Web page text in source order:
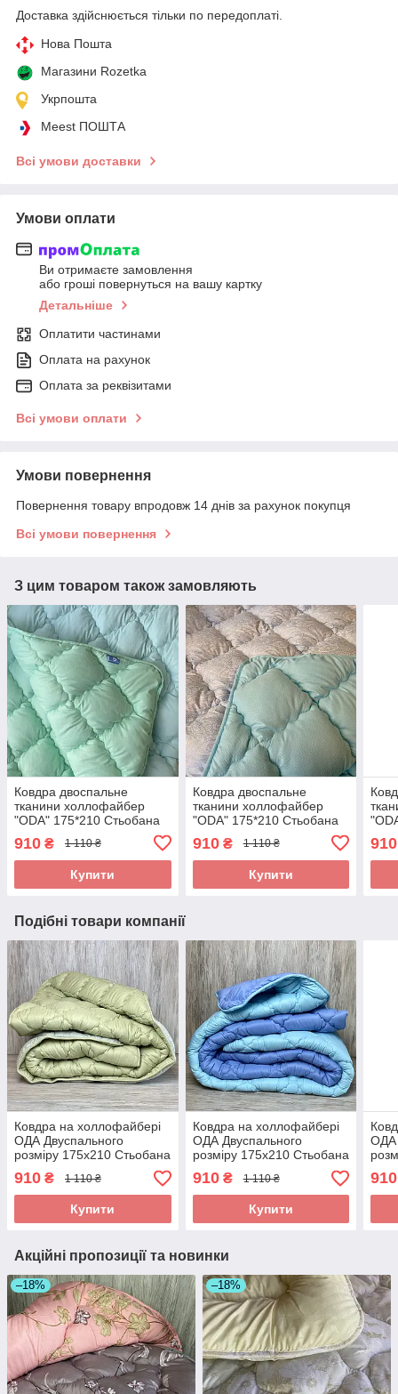
Доставка здійснюється тільки по передоплаті.
Нова Пошта
Магазини Rozetka
Укрпошта
Meest ПОШТА
Всі умови доставки
Умови оплати
Ви отримаєте замовлення
або гроші повернуться на вашу картку
Детальніше
Оплатити частинами
Оплата на рахунок
Оплата за реквізитами
Всі умови оплати
Умови повернення
Повернення товару впродовж 14 днів за рахунок покупця
Всі умови повернення
З цим товаром також замовляють
Ковдра двоспальне
тканини холлофайбер
"ODA" 175*210 Стьобана
910 ₴ 1 110 ₴
Купити
Ковдра двоспальне
тканини холлофайбер
"ODA" 175*210 Стьобана
910₴ 1 110 ₴
Купити
910
Подібні товари компанії
Ковдра на холлофайбері
ОДА Двуспального
розміру 175х210 Стьобана
зимова ковдра високої
якості
910 ₴ 1 110 ₴
Купити
Ковдра на холлофайбері
ОДА Двуспального
розміру 175х210 Стьобана
зимова ковдра високої
якості
910₴ 1 110 ₴
Купити
ОДА
910
Акційні пропозиції та новинки
–18% –18%